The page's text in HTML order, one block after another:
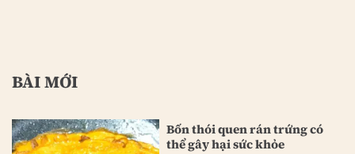
BÀI MỚI
Bốn thói quen rán trứng có
thể gây hại sức khỏe